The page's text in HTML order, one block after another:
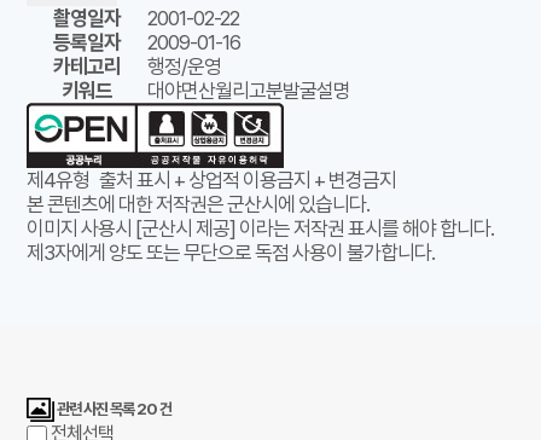
촬영일자
2001-02-22
등록일자
2009-01-16
카테고리
행정/운영
키워드
대야면산월리고분발굴설명
제4유형 출처 표시 + 상업적 이용금지 + 변경금지
본 콘텐츠에 대한 저작권은 군산시에 있습니다.
이미지 사용시 [군산시 제공] 이라는 저작권 표시를 해야 합니다.
제3자에게 양도 또는 무단으로 독점 사용이 불가합니다.
관련 사진 목록20건
전체선택